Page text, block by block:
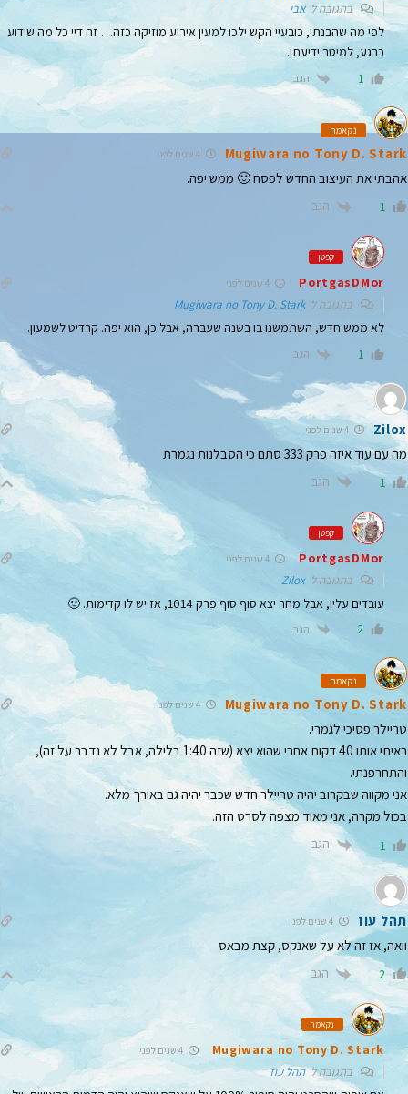
בתגובה לאבי
לפי מה שהבנתי, כובעיי הקש ילכו למעין אירוע מוזיקה כזה… זה דיי כל מה שידוע
כרגע, למיטב ידיעתי.
1 הגב
נקאמה
Mugiwara no Tony D. Stark 4 שנים לפני
אהבתי את העיצוב החדש לפסח 🙂 ממש יפה.
1 הגב
קפטן
PortgasDMor
בתגובה לMugiwara no Tony D. Stark
לא ממש חדש, השתמשנו בו בשנה שעברה, אבל כן, הוא יפה. קרדיט לשמעון.
1 הגב
Zilox 4 שנים לפני
מה עם עוד איזה פרק 333 סתם כי הסבלנות נגמרת
1 הגב
קפטן
PortgasDMor
בתגובה לZilox
עובדים עליו, אבל מחר יצא סוף סוף פרק 1014, אז יש לו קדימות. 🙂
2 הגב
נקאמה
Mugiwara no Tony D. Stark 4 שנים לפני
טריילר פסיכי לגמרי.
ראיתי אותו 40 דקות אחרי שהוא יצא (שזה 1:40 בלילה, אבל לא נדבר על זה),
והתחרפנתי.
אני מקווה שבקרוב יהיה טריילר חדש שכבר יהיה גם באורך מלא.
בכול מקרה, אני מאוד מצפה לסרט הזה.
1 הגב
תהל עוז
וואה, אז זה לא על שאנקס, קצת מבאס
2 הגב
נקאמה
Mugiwara no Tony D. Stark 4 שנים לפני
בתגובה לתהל עוז